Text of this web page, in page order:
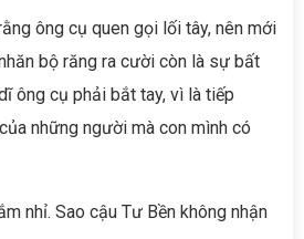
ông cụ quen gọi lối tây, nên mới
bộ răng ra cười còn là sự bất
ông cụ phải bắt tay, vì là tiếp
những người mà con mình có
nhỉ. Sao cậu Tư Bền không nhận